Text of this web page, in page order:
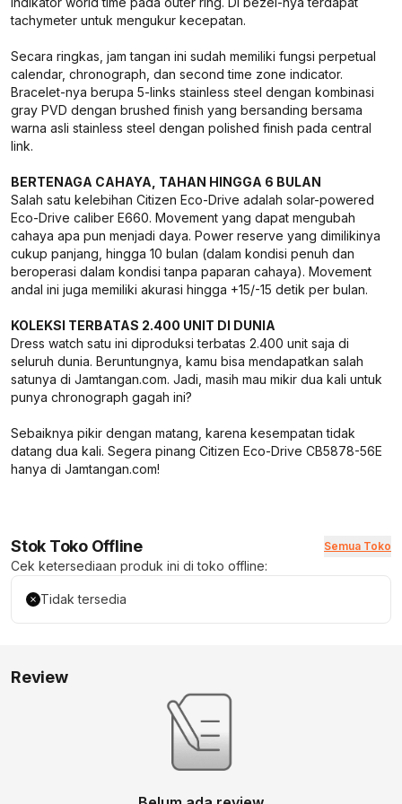
tachymeter untuk mengukur kecepatan.
Secara ringkas, jam tangan ini sudah memiliki fungsi perpetual
calendar, chronograph, dan second time zone indicator.
Bracelet-nya berupa 5-links stainless steel dengan kombinasi
gray PVD dengan brushed finish yang bersanding bersama
warna asli stainless steel dengan polished finish pada central
link.
BERTENAGA CAHAYA, TAHAN HINGGA 6 BULAN
Salah satu kelebihan Citizen Eco-Drive adalah solar-powered
Eco-Drive caliber E660. Movement yang dapat mengubah
cahaya apa pun menjadi daya. Power reserve yang dimilikinya
cukup panjang, hingga 10 bulan (dalam kondisi penuh dan
beroperasi dalam kondisi tanpa paparan cahaya). Movement
andal ini juga memiliki akurasi hingga +15/-15 detik per bulan.
KOLEKSI TERBATAS 2.400 UNIT DI DUNIA
Dress watch satu ini diproduksi terbatas 2.400 unit saja di
seluruh dunia. Beruntungnya, kamu bisa mendapatkan salah
satunya di Jamtangan.com. Jadi, masih mau mikir dua kali untuk
punya chronograph gagah ini?
Sebaiknya pikir dengan matang, karena kesempatan tidak
datang dua kali. Segera pinang Citizen Eco-Drive CB5878-56E
hanya di Jamtangan.com!
Stok Toko Offline Semua Toko
Cek ketersediaan produk ini di toko offline:
Tidak tersedia
Review